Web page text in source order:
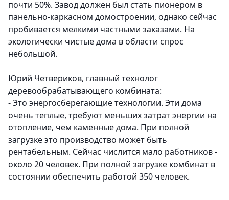
почти 50%. Завод должен был стать пионером в
панельно-каркасном домостроении, однако сейчас
пробивается мелкими частными заказами. На
экологически чистые дома в области спрос
небольшой.
Юрий Четвериков, главный технолог
деревообрабатывающего комбината:
- Это энергосберегающие технологии. Эти дома
очень теплые, требуют меньших затрат энергии на
отопление, чем каменные дома. При полной
загрузке это производство может быть
рентабельным. Сейчас числится мало работников -
около 20 человек. При полной загрузке комбинат в
состоянии обеспечить работой 350 человек.